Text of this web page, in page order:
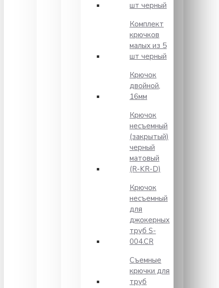
шт черный
Комплект
крючков
малых из 5
шт черный
Крючок
двойной,
16мм
Крючок
несъемный
(закрытый)
черный
матовый
(R-KR-D)
Крючок
несъемный
для
джокерных
труб S-
004.CR
Съемные
крючки для
труб